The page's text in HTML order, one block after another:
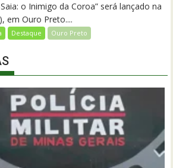
o Inimigo da Coroa” será lançado na
em Ouro Preto....
Destaque Ouro Preto